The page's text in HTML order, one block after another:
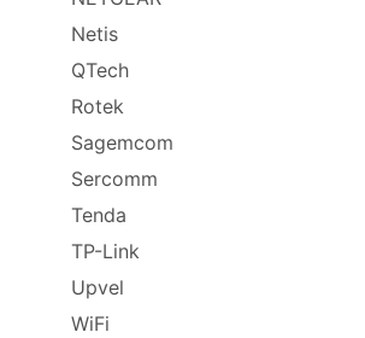
Netis
QTech
Rotek
Sagemcom
Sercomm
Tenda
TP-Link
Upvel
WiFi